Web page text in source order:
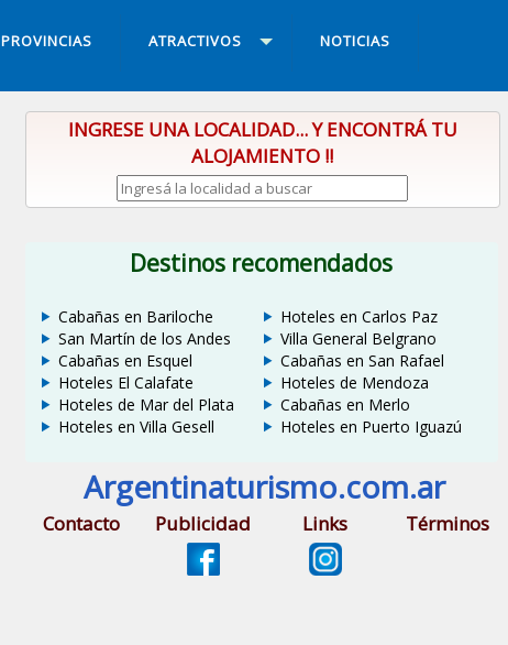
PROVINCIAS ATRACTIVOS NOTICIAS
INGRESE UNA LOCALIDAD... Y ENCONTRÁ TU
ALOJAMIENTO !!
Destinos recomendados
Cabañas en Bariloche
San Martín de los Andes
Cabañas en Esquel
Hoteles El Calafate
Hoteles de Mar del Plata
Hoteles en Villa Gesell
Hoteles en Carlos Paz
Villa General Belgrano
Cabañas en San Rafael
Hoteles de Mendoza
Cabañas en Merlo
Hoteles en Puerto Iguazú
Argentinaturismo.com.ar
Contacto Publicidad Links Términos